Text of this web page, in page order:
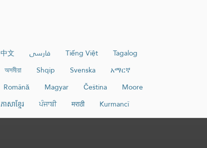
中文 فارسی Tiếng Việt
Tagalog
অসমীয়া Shqip Svenska
አማርኛ
Română Magyar Čeština
Moore
ភាសាខ្មែរ ਪੰਜਾਬੀ मराठी Kurmancî